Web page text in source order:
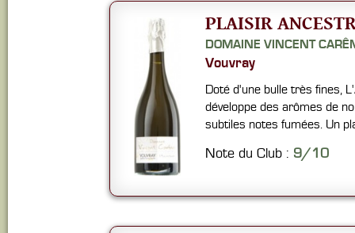
PLAISIR
DOMAINE VINCENT
Vouvray
Doté d'une bulle très fines,
développe des arômes de
subtiles notes fumées. Un
Note du Club : 9/10